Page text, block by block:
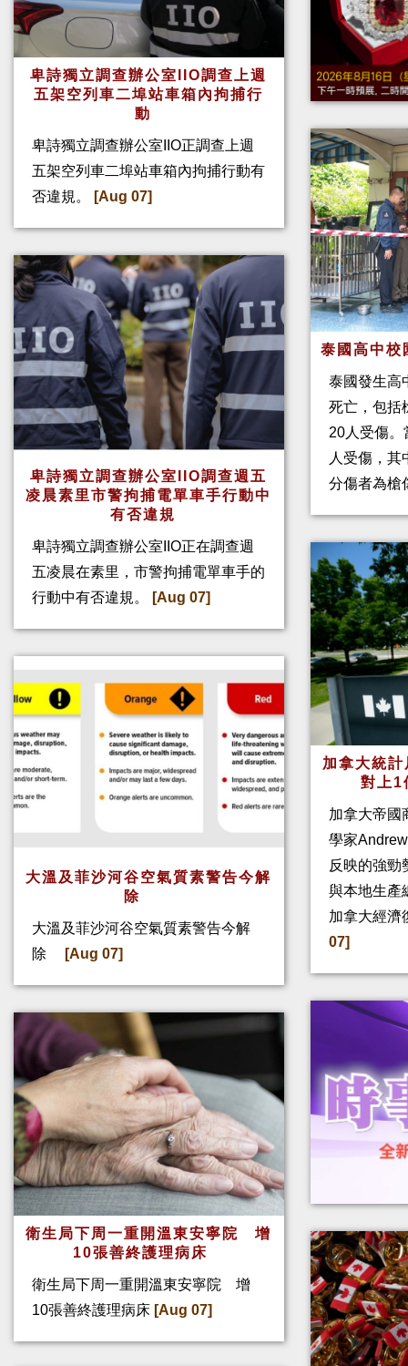
卑詩獨立調查辦公室IIO調查上週
五架空列車二埠站車箱內拘捕行
動
卑詩獨立調查辦公室IIO正調查上週
五架空列車二埠站車箱內拘捕行動有
否違規。
[Aug 07]
卑詩獨立調查辦公室IIO調查週五
凌晨素里市警拘捕電單車手行動中
有否違規
卑詩獨立調查辦公室IIO正在調查週
五凌晨在素里，市警拘捕電單車手的
行動中有否違規。
[Aug 07]
大溫及菲沙河谷空氣質素警告今解
除
大溫及菲沙河谷空氣質素警告今解
除
[Aug 07]
衛生局下周一重開溫東安寧院 增
10張善終護理病床
衛生局下周一重開溫東安寧院 增
10張善終護理病床 [Aug 07]
泰國高中
泰國發生高
死亡，包括
20人受傷
人受傷，其
分傷者為槍
加拿大統
對上
加拿大帝國
學家
反映的強勁
與本地生產
加拿大經濟
07]